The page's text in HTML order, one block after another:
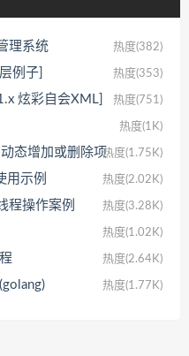
理系统 热度(382)
例子] 热度(353)
炫彩自会XML] 热度(751)
热度(1K)
态增加或删除项热度(1.75K)
用示例 热度(2.02K)
程操作案例 热度(3.28K)
热度(1.02K)
热度(2.64K)
热度(1.77K)